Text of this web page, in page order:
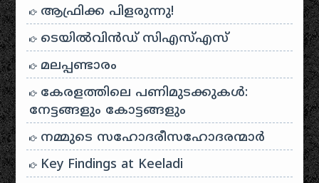
ആഫ്രിക്ക പിളരുന്നു!
ടെയിൽ‌വിൻഡ് സി‌എസ്‌എസ്
മലപ്പണ്ടാരം
കേരളത്തിലെ പണിമുടക്കുകൾ:
നേട്ടങ്ങളും കോട്ടങ്ങളും
നമ്മുടെ സഹോദരീസഹോദരന്മാർ
Key Findings at Keeladi